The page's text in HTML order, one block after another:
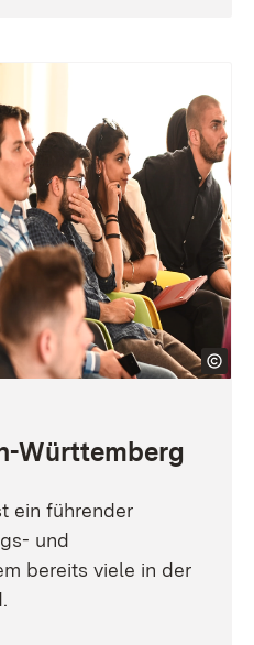
Württemberg
ein führender
und
bereits viele in der